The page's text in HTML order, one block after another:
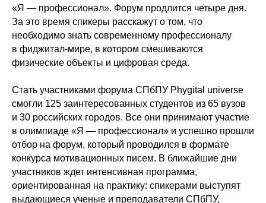
«Я — профессионал». Форум продлится четыре дня.
За это время спикеры расскажут о том, что
необходимо знать современному профессионалу
в фиджитал-мире, в котором смешиваются
физические объекты и цифровая среда.
Стать участниками форума СПбПУ Phygital universe
смогли 125 заинтересованных студентов из 65 вузов
и 30 российских городов. Все они принимают участие
в олимпиаде «Я — профессионал» и успешно прошли
отбор на форум, который проводился в формате
конкурса мотивационных писем. В ближайшие дни
участников ждет интенсивная программа,
ориентированная на практику: спикерами выступят
выдающиеся ученые и преподаватели СПбПУ,